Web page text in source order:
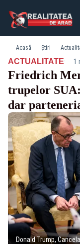
Acasă Știri
ACTUALITATE· 1
Friedrich
trupelor
dar
Donald Trump,